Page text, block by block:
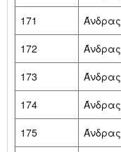
171
Άνδρας
172
Άνδρας
173
Άνδρας
174
Άνδρας
175
Άνδρας